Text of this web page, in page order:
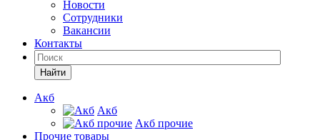
Новости
Сотрудники
Вакансии
Контакты
Найти
Акб
Акб
Акб прочие
Прочие товары